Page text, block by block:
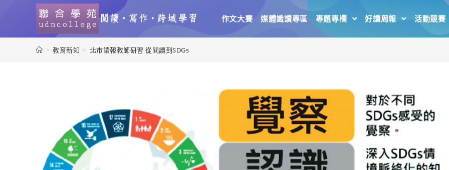
作文大賽 媒體識讀專區 專題專欄 好讀周報 活動競賽
> 教育新知 > 北市讀報教師研習 從閱讀到SDGs